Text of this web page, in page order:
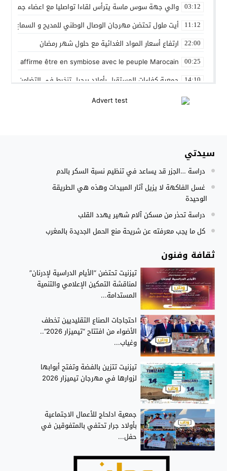
03:12 والي جهة سوس ماسة يترأس لقاءا تواصليا مع اعضاء جماعة
11:12 أيت ملول تحتضن مهرجان الوصال الوطني للمديح و السماع من 25 إلى 30 مارس
22:00 ارتفاع أسعار المواد الغدائية مع حلول شهر رمضان
00:25
affirme être en symbiose avec le peuple Marocain
14:10 جمعية كفاءات المستقبل بأولاد برحيل تنخرط في التضامن
12:01 المنتخب المغربي داخل القاعة يتأهل الى نصف نهائي كأس
22:08
15:54 مجلس الحكومة يصادق على مشروع مرسوم مدونة التغطية
سيدتي
دراسة …الجزر قد يساعد في تنظيم نسبة السكر بالدم
غسل الفاكهة لا يزيل آثار المبيدات وهذه هي الطريقة
الوحيدة
دراسة تحذر من مسكن آلام شهير يهدد القلب
كل ما يجب معرفته عن شريحة منع الحمل الجديدة بالمغرب
ثقافة وفنون
تيزنيت تحتضن “الأيام الدراسية لإدرنان”
لمناقشة التمكين الإعلامي والتنمية
المستدامة...
احتجاجات الصناع التقليديين تخطف
الأضواء من افتتاح “تيميزار 2026”..
وغياب...
تيزنيت تتزين بالفضة وتفتح أبوابها
لزوارها في مهرجان تيميزار 2026
جمعية ادلحاج للأعمال الاجتماعية
بأولاد جرار تحتفي بالمتفوقين في
حفل...